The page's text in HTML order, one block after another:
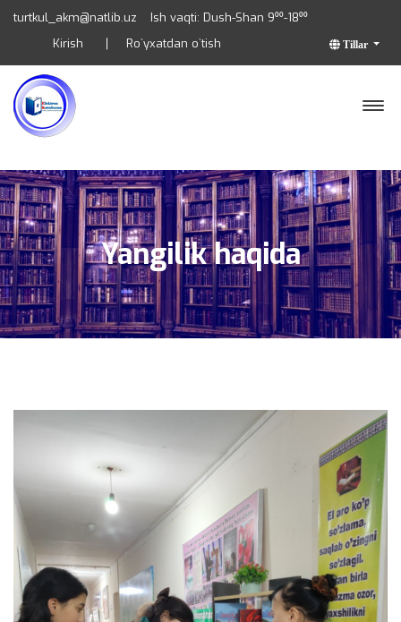
turtkul_akm@natlib.uz Ish vaqti: Dush-Shan 9⁰⁰-18⁰⁰
Tillar
Kirish Ro`yxatdan o`tish
Yangilik haqida